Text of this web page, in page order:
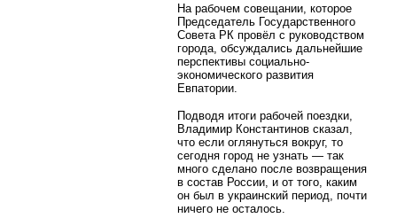
На рабочем совещании, которое
Председатель Государственного
Совета РК провёл с руководством
города, обсуждались дальнейшие
перспективы социально-
экономического развития
Евпатории.
Подводя итоги рабочей поездки,
Владимир Константинов сказал,
что если оглянуться вокруг, то
сегодня город не узнать — так
много сделано после возвращения
в состав России, и от того, каким
он был в украинский период, почти
ничего не осталось.